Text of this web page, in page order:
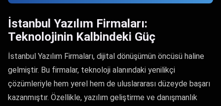
İstanbul Yazılım Firmaları:
Teknolojinin Kalbindeki Güç
İstanbul Yazılım Firmaları, dijital dönüşümün öncüsü haline
gelmiştir. Bu firmalar, teknoloji alanındaki yenilikçi
çözümleriyle hem yerel hem de uluslararası düzeyde başarı
kazanmıştır. Özellikle, yazılım geliştirme ve danışmanlık